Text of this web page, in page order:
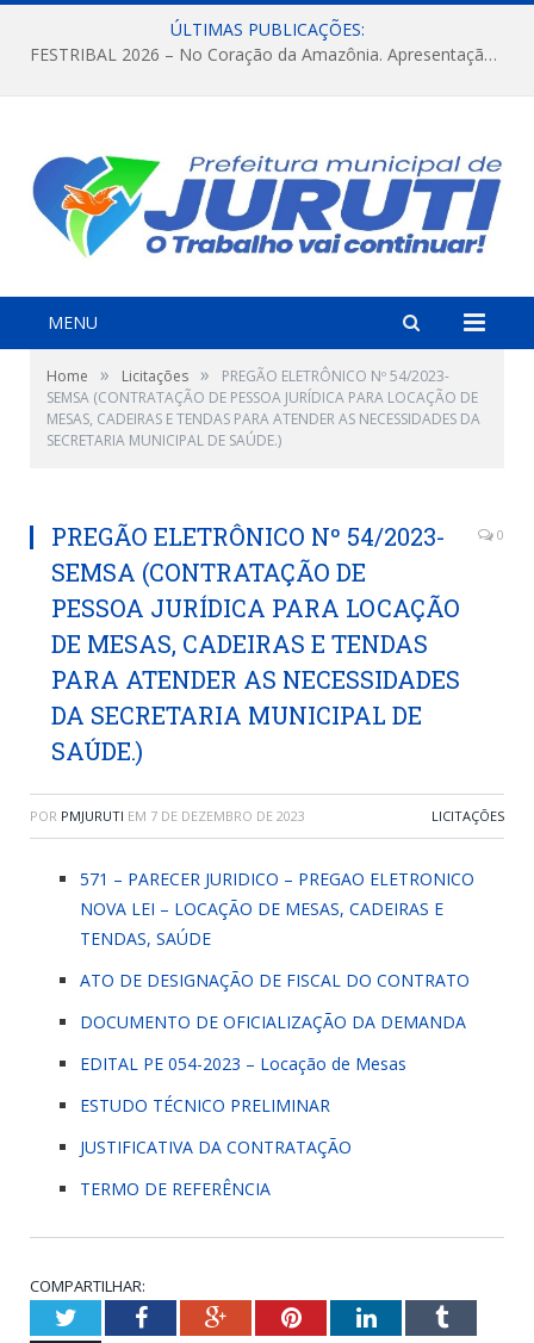
ÚLTIMAS PUBLICAÇÕES:
FESTRIBAL 2026 – No Coração da Amazônia. Apresentação da Munduruku.
MENU
Home » Licitações »
PREGÃO ELETRÔNICO Nº 54/2023-
SEMSA (CONTRATAÇÃO DE PESSOA JURÍDICA PARA LOCAÇÃO DE
MESAS, CADEIRAS E TENDAS PARA ATENDER AS NECESSIDADES DA
SECRETARIA MUNICIPAL DE SAÚDE.)
PREGÃO ELETRÔNICO Nº 54/2023-
SEMSA (CONTRATAÇÃO DE
PESSOA JURÍDICA PARA LOCAÇÃO
DE MESAS, CADEIRAS E TENDAS
PARA ATENDER AS NECESSIDADES
DA SECRETARIA MUNICIPAL DE
SAÚDE.)
0
POR PMJURUTI EM 7 DE DEZEMBRO DE 2023 LICITAÇÕES
571 – PARECER JURIDICO – PREGAO ELETRONICO
NOVA LEI – LOCAÇÃO DE MESAS, CADEIRAS E
TENDAS, SAÚDE
ATO DE DESIGNAÇÃO DE FISCAL DO CONTRATO
DOCUMENTO DE OFICIALIZAÇÃO DA DEMANDA
EDITAL PE 054-2023 – Locação de Mesas
ESTUDO TÉCNICO PRELIMINAR
JUSTIFICATIVA DA CONTRATAÇÃO
TERMO DE REFERÊNCIA
COMPARTILHAR:
TwitterFacebookGoogle+PinterestLinkedInTumblr